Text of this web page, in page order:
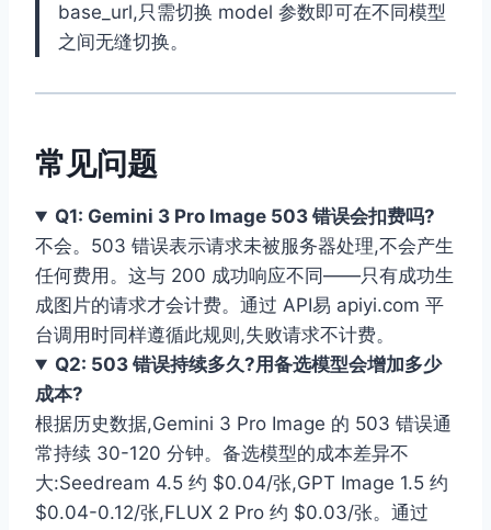
base_url,只需切换 model 参数即可在不同模型
之间无缝切换。
常见问题
Q1: Gemini 3 Pro Image 503 错误会扣费吗?
不会。503 错误表示请求未被服务器处理,不会产生
任何费用。这与 200 成功响应不同——只有成功生
成图片的请求才会计费。通过 API易 apiyi.com 平
台调用时同样遵循此规则,失败请求不计费。
Q2: 503 错误持续多久?用备选模型会增加多少
成本?
根据历史数据,Gemini 3 Pro Image 的 503 错误通
常持续 30-120 分钟。备选模型的成本差异不
大:Seedream 4.5 约 $0.04/张,GPT Image 1.5 约
$0.04-0.12/张,FLUX 2 Pro 约 $0.03/张。通过